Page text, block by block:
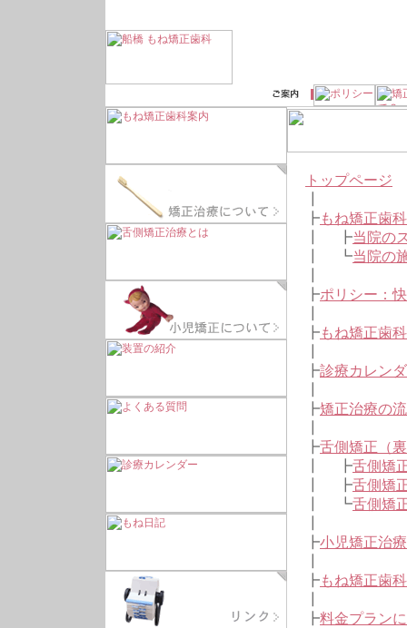
トップページ
┣もね矯正歯
┃ ┣当院の
┃ ┗当院の
┣ポリシー：
┣もね矯正歯
┣診療カレン
┣矯正治療の
┣舌側矯正（
┃ ┣舌側矯
┃ ┣舌側矯
┃ ┗舌側矯
┣小児矯正治
┣もね矯正歯
┣料金プラン